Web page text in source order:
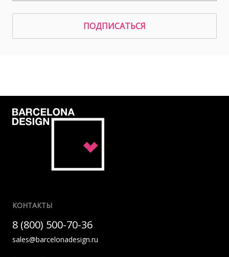
ПОДПИСАТЬСЯ
КОНТАКТЫ
8 (800) 500-70-36
sales@barcelonadesign.ru